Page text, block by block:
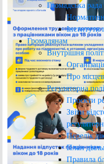
Громадська рада
Інститути
Громадянам
Внутрішня
Про
Регуляторна
Проєкти
Звіти
Перелік
План
Правила